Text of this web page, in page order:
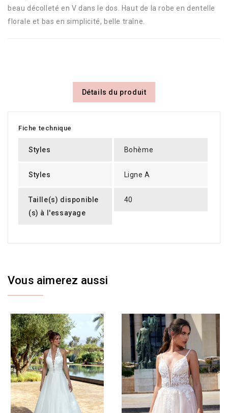
beau décolleté en V dans le dos. Haut de la robe en dentelle
florale et bas en simplicité, belle traîne.
Détails du produit
Fiche technique
Styles Bohème
Styles Ligne A
Taille(s) disponible
(s) à l'essayage
40
Vous aimerez aussi